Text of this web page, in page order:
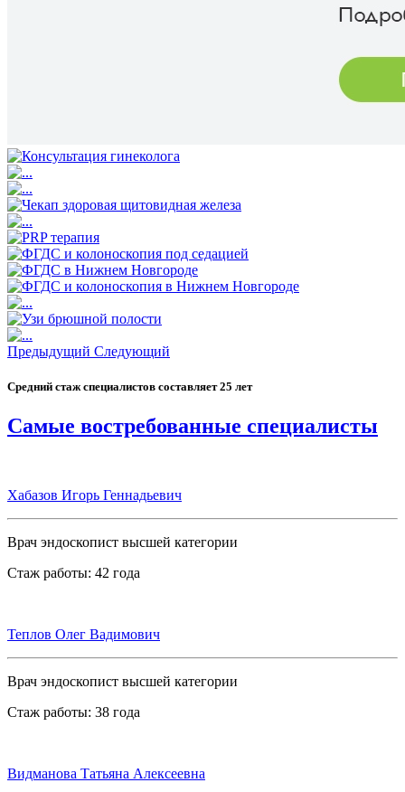
Предыдущий Следующий
Средний стаж специалистов составляет 25 лет
Самые востребованные специалисты
Хабазов Игорь Геннадьевич
Врач эндоскопист высшей категории
Стаж работы: 42 года
Теплов Олег Вадимович
Врач эндоскопист высшей категории
Стаж работы: 38 года
Видманова Татьяна Алексеевна